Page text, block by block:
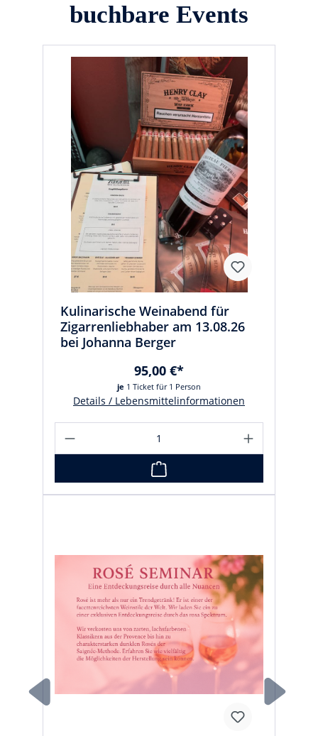
buchbare Events
Kulinarische Weinabend für
Zigarrenliebhaber am 13.08.26
bei Johanna Berger
je 1 Ticket für 1 Person
95,00 €*
Details / Lebensmittelinformationen